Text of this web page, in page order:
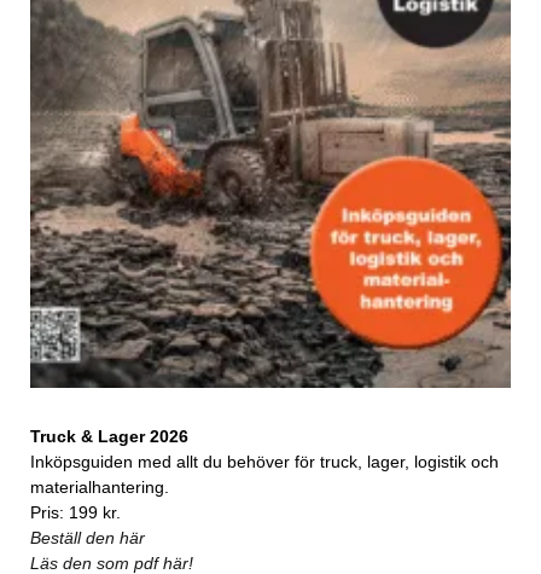
Truck & Lager 2026
Inköpsguiden med allt du behöver för truck, lager, logistik och
materialhantering.
Pris: 199 kr.
Beställ den här
Läs den som pdf här!